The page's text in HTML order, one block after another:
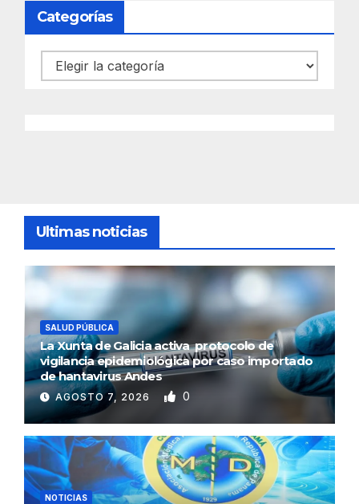
Categorías
Categorías
Ultimas noticias
SALUD PÚBLICA
La Xunta de Galicia activa protocolo de
vigilancia epidemiológica por caso importado
de hantavirus Andes
AGOSTO 7, 2026 0
NOTICIAS